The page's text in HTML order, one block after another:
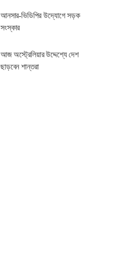
আনসার-ভিডিপির উদ্যোগে সড়ক
সংস্কার
আজ অস্ট্রেলিয়ার উদ্দেশ্যে দেশ
ছাড়বেন শান্তরা